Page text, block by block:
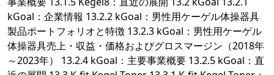
kGoal：企業情報 13.2.2 kGoal：男性用ケーゲル体操器具
製品ポートフォリオと特徴 13.2.3 kGoal：男性用ケーゲル
体操器具売上・収益・価格およびグロスマージン（2018年
～2023年） 13.2.4 kGoal：主要事業概要 13.2.5 kGoal：直